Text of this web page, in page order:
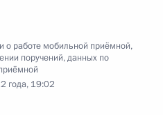
о работе мобильной приёмной,
поручений, данных по
года, 19:02